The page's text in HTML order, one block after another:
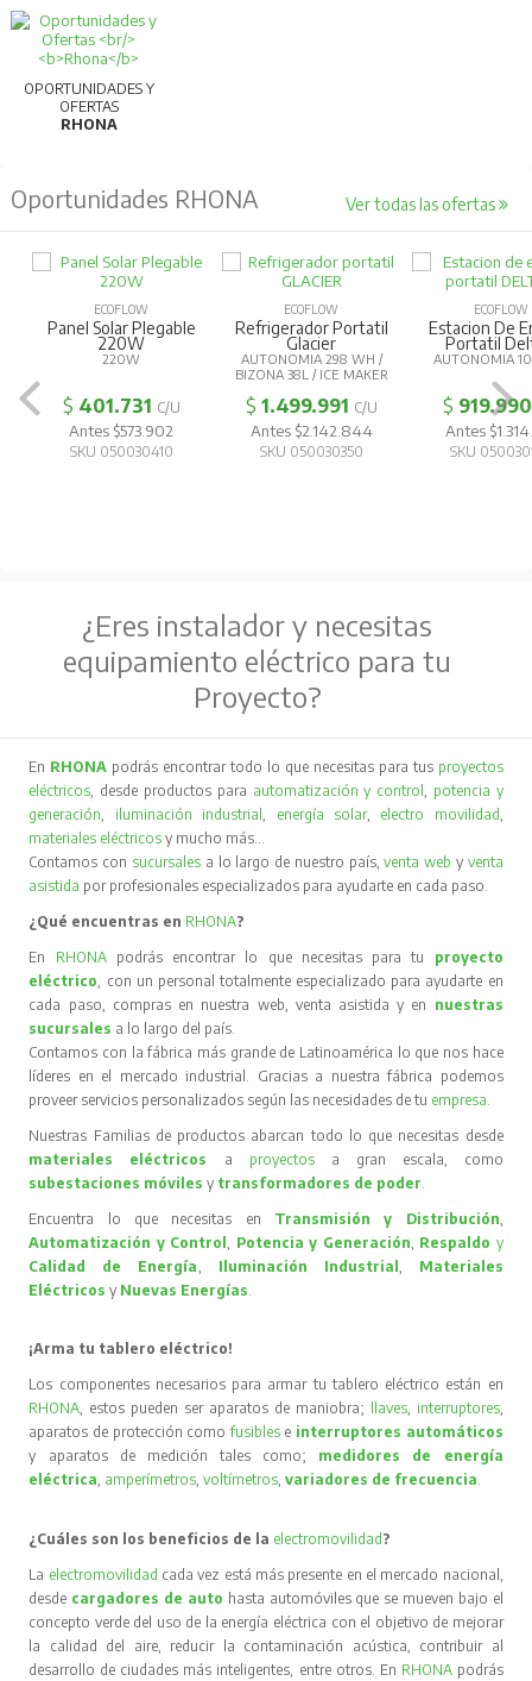
OPORTUNIDADES Y
OFERTAS
RHONA
Oportunidades RHONA Ver todas las ofertas
ECOFLOW
Panel Solar Plegable
220W
220W
$ 401.731 C/U
Antes $573.902
SKU 050030410
ECOFLOW
Refrigerador Portatil
Glacier
AUTONOMIA 298 WH /
BIZONA 38L / ICE MAKER
$ 1.499.991 C/U
Antes $2.142.844
SKU 050030350
ECOFLOW
Estacion De
Portatil
AUTONOMIA
$ 919.990
Antes
SKU
¿Eres instalador y necesitas
equipamiento eléctrico para tu
Proyecto?
En RHONA podrás encontrar todo lo que necesitas para tus proyectos
eléctricos, desde productos para automatización y control, potencia y
generación, iluminación industrial, energía solar, electro movilidad,
materiales eléctricos y mucho más…
Contamos con sucursales a lo largo de nuestro país,venta web y venta
asistida por profesionales especializados para ayudarte en cada paso.
¿Qué encuentras en RHONA?
En RHONA podrás encontrar lo que necesitas para tu proyecto
eléctrico, con un personal totalmente especializado para ayudarte en
cada paso, compras en nuestra web, venta asistida y en nuestras
sucursales a lo largo del país.
Contamos con la fábrica más grande de Latinoamérica lo que nos hace
líderes en el mercado industrial. Gracias a nuestra fábrica podemos
proveer servicios personalizados según las necesidades de tu empresa.
Nuestras Familias de productos abarcan todo lo que necesitas desde
materiales eléctricos
a proyectos
a gran escala, como
subestaciones móvilesy transformadores de poder.
Encuentra lo que necesitas en Transmisión y Distribución,
Automatización y Control, Potencia y Generación, Respaldo y
Calidad de Energía, Iluminación Industrial , Materiales
Eléctricos y Nuevas Energías.
¡Arma tu tablero eléctrico!
Los componentes necesarios para armar tu tablero eléctrico están en
RHONA, estos pueden ser aparatos de maniobra; llaves, interruptores,
aparatos de protección comofusibles e interruptores automáticos
y aparatos de medición tales como; medidores de energía
eléctrica, amperímetros,voltímetros,variadores de frecuencia.
¿Cuáles son los beneficios de la electromovilidad ?
La electromovilidad cada vez está más presente en el mercado nacional,
desde cargadores de auto hasta automóviles que se mueven bajo el
concepto verde del uso de la energía eléctrica con el objetivo de mejorar
la calidad del aire, reducir la contaminación acústica, contribuir al
desarrollo de ciudades más inteligentes, entre otros. En RHONA podrás